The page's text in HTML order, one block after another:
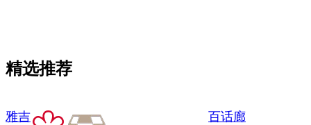
精选推荐
雅吉 百话廊